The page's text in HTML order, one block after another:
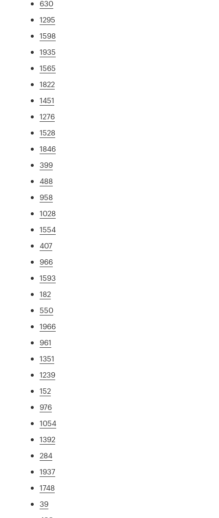
630
1295
1598
1935
1565
1822
1451
1276
1528
1846
399
488
958
1028
1554
407
966
1593
182
550
1966
961
1351
1239
152
976
1054
1392
284
1937
1748
39